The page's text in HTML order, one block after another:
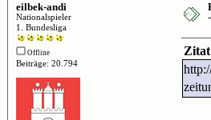
eilbek-andi
Nationalspieler
1. Bundesliga
Offline
Beiträge: 20.794
Zitat